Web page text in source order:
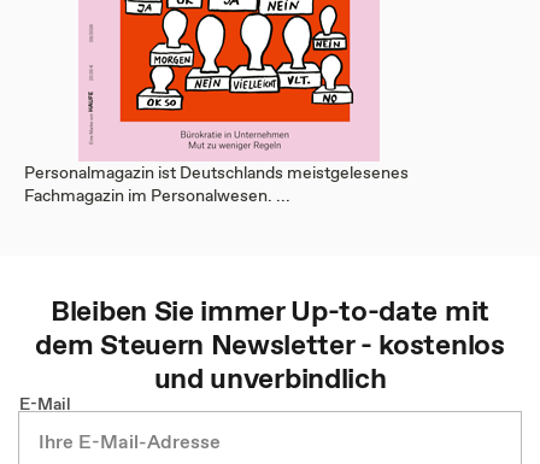
Personalmagazin ist Deutschlands meistgelesenes
Fachmagazin im Personalwesen. ...
Bleiben Sie immer Up-to-date mit
demSteuern Newsletter - kostenlos
und unverbindlich
E-Mail